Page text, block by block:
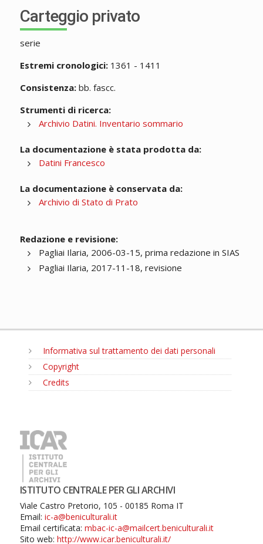
Carteggio privato
serie
Estremi cronologici:1361 - 1411
Consistenza:bb. fascc.
Strumenti di ricerca:
Archivio Datini. Inventario sommario
La documentazione è stata prodotta da:
Datini Francesco
La documentazione è conservata da:
Archivio di Stato di Prato
Redazione e revisione:
Pagliai Ilaria, 2006-03-15, prima redazione in SIAS
Pagliai Ilaria, 2017-11-18, revisione
Informativa sul trattamento dei dati personali
Copyright
Credits
ISTITUTO CENTRALE PER GLI ARCHIVI
Viale Castro Pretorio, 105 - 00185 Roma IT
Email: ic-a@beniculturali.it
Email certificata: mbac-ic-a@mailcert.beniculturali.it
Sito web: http://www.icar.beniculturali.it/